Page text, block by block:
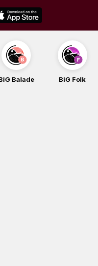
Balade BiG Folk